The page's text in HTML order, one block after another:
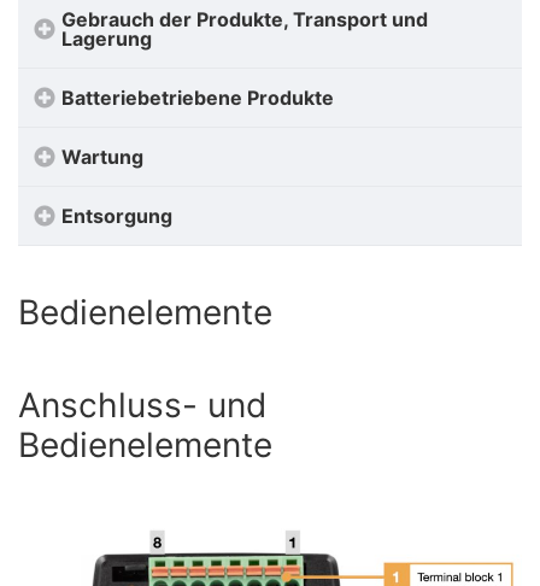
Gebrauch der Produkte, Transport und
Lagerung
Batteriebetriebene Produkte
Wartung
Entsorgung
Bedienelemente
Anschluss- und
Bedienelemente